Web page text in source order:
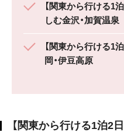
【関東から行ける1
しむ金沢・加賀温泉
【関東から行ける1
岡・伊豆高原
【関東から行ける1泊2